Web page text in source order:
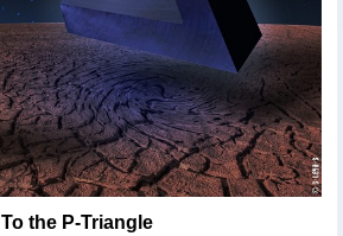
To the P-Triangle